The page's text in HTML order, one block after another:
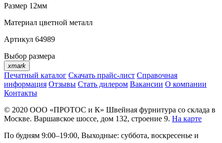
Размер 12мм
Материал цветной металл
Артикул 64989
Выбор размера
xmark
Печатный каталог Скачать прайс-лист Справочная
информация Отзывы Стать дилером Вакансии О компании
Контакты
© 2020 ООО «ПРОТОС и К» Швейная фурнитура со склада в
Москве. Варшавское шоссе, дом 132, строение 9. На карте
По будням 9:00–19:00, Выходные: суббота, воскресенье и